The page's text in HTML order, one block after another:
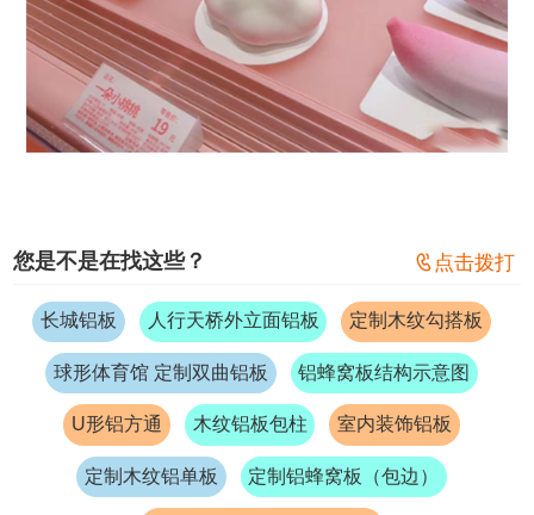
您是不是在找这些？  点击拨打
长城铝板 人行天桥外立面铝板 定制木纹勾搭板
球形体育馆 定制双曲铝板 铝蜂窝板结构示意图
U形铝方通 木纹铝板包柱 室内装饰铝板
定制木纹铝单板 定制铝蜂窝板（包边）